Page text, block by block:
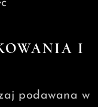
I
podawana w